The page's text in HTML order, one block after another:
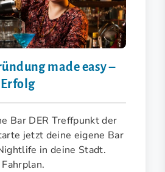
made easy –
Bar DER Treffpunkt der
jetzt deine eigene Bar
in deine Stadt.